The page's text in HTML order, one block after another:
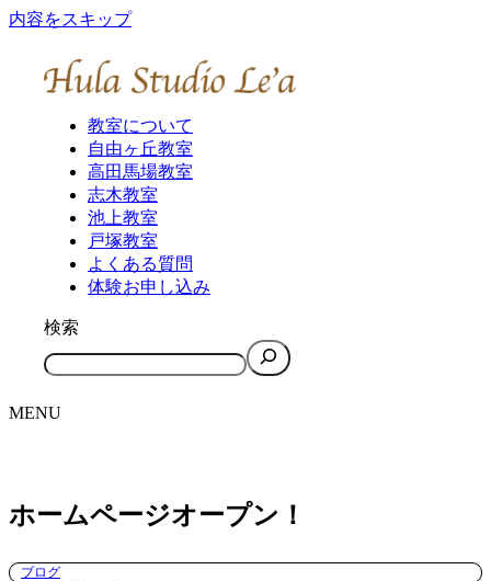
内容をスキップ
教室について
自由ヶ丘教室
高田馬場教室
志木教室
池上教室
戸塚教室
よくある質問
体験お申し込み
検索
MENU
ホームページオープン！
ブログ